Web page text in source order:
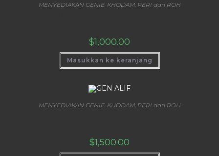
MENYEDIAKAN GENIE, KHODAM, PERI dan ROH
$1,000.00
Masukkan ke keranjang
MENYEDIAKAN GENIE, KHODAM, PERI dan ROH
$1,500.00